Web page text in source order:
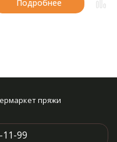
Подробнее
пряжи
11-99